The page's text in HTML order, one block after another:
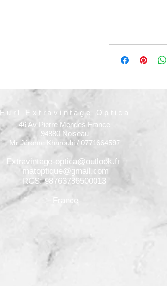
Eurl Extravintage Optica
46 Av Pierre Mendes France
94880 Noiseau
Mr Jérome Kharoubi / 0771664597
Extravintage-optica@outlook.fr
matoptique@gmail.com
RCS: 98763786500013
France